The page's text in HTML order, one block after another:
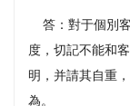
答：對于個別
度，切記不能和
明，并請其自重
為。